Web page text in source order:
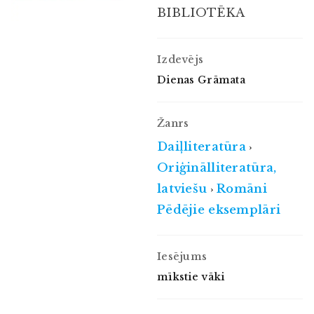
BIBLIOTĒKA
Izdevējs
Dienas Grāmata
Žanrs
Daiļliteratūra ›
Oriģinālliteratūra,
latviešu ›Romāni
Pēdējie eksemplāri
Iesējums
mīkstie vāki